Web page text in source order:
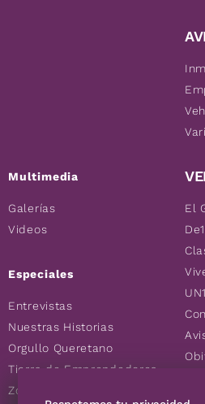
Multimedia
Galerías
Videos
Especiales
Entrevistas
Nuestras Historias
Orgullo Queretano
Tierra de Emprendedores
Zoociales
El